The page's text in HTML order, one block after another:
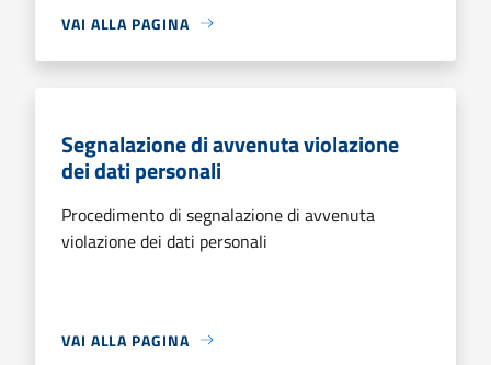
VAI ALLA PAGINA
Segnalazione di avvenuta violazione
dei dati personali
Procedimento di segnalazione di avvenuta
violazione dei dati personali
VAI ALLA PAGINA